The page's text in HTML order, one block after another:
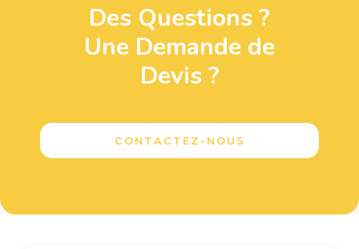
Des Questions ?
Une Demande de
Devis ?
CONTACTEZ-NOUS